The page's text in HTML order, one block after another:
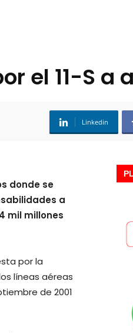
el 11-S a
Linkedin
donde se
a
mil millones
por la
líneas aéreas
de 2001